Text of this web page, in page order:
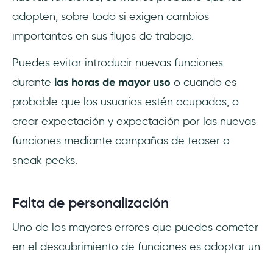
adopten, sobre todo si exigen cambios
importantes en sus flujos de trabajo.
Puedes evitar introducir nuevas funciones
durante las horas de mayor uso o cuando es
probable que los usuarios estén ocupados, o
crear expectación y expectación por las nuevas
funciones mediante campañas de teaser o
sneak peeks.
Falta de personalización
Uno de los mayores errores que puedes cometer
en el descubrimiento de funciones es adoptar un